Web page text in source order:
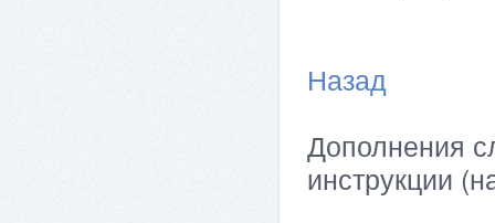
Назад
Дополнения
инструкции